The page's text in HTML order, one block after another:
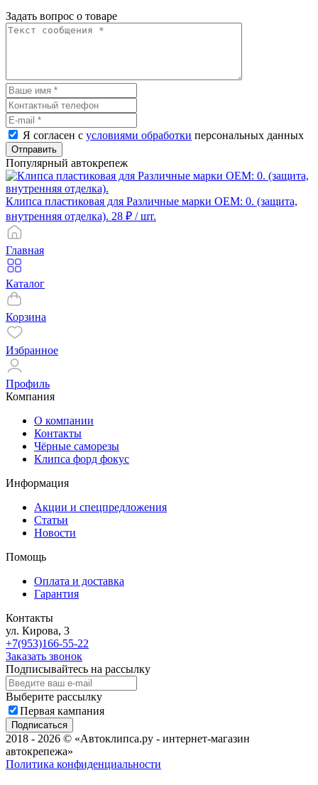
Задать вопрос о товаре
Я согласен с условиями обработки персональных данных
Отправить
Популярный автокрепеж
Клипса пластиковая для Различные марки ОЕМ: 0. (защита,
внутренняя отделка). 28 ₽ / шт.
Главная
Каталог
Корзина
Избранное
Профиль
Компания
О компании
Контакты
Чёрные саморезы
Клипса форд фокус
Информация
Акции и спецпредложения
Статьи
Новости
Помощь
Оплата и доставка
Гарантия
Контакты
ул. Кирова, 3
+7(953)166-55-22
Заказать звонок
Подписывайтесь на рассылку
Выберите рассылку
Первая кампания
Подписаться
2018 - 2026 © «Автоклипса.ру - интернет-магазин
автокрепежа»
Политика конфиденциальности